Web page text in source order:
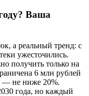
Ваша
а реальный тренд: с
ужесточились.
получить только на
6 млн рублей
— не ниже 20%.
года, но каждый